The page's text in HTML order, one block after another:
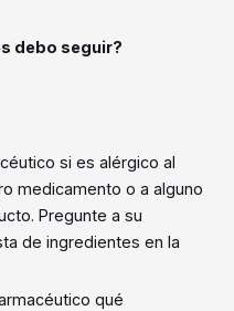
debo seguir?
si es alérgico al
medicamento o a alguno
Pregunte a su
de ingredientes en la
qué